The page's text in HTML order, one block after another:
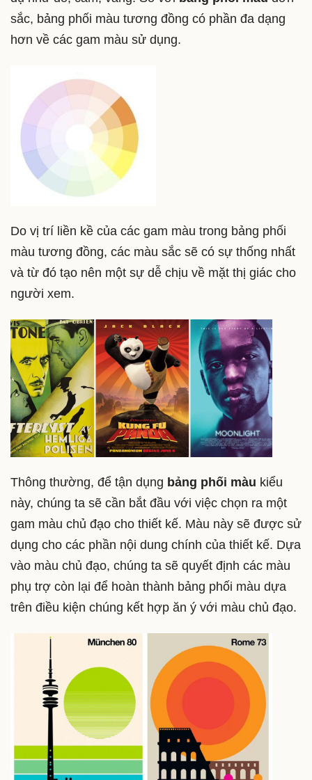
sắc, bảng phối màu tương đồng có phần đa dạng
hơn về các gam màu sử dụng.
Do vị trí liền kề của các gam màu trong bảng phối
màu tương đồng, các màu sắc sẽ có sự thống nhất
và từ đó tạo nên một sự dễ chịu về mặt thị giác cho
người xem.
Thông thường, để tận dụng bảng phối màu kiểu
này, chúng ta sẽ cần bắt đầu với việc chọn ra một
gam màu chủ đạo cho thiết kế. Màu này sẽ được sử
dụng cho các phần nội dung chính của thiết kế. Dựa
vào màu chủ đạo, chúng ta sẽ quyết định các màu
phụ trợ còn lại để hoàn thành bảng phối màu dựa
trên điều kiện chúng kết hợp ăn ý với màu chủ đạo.